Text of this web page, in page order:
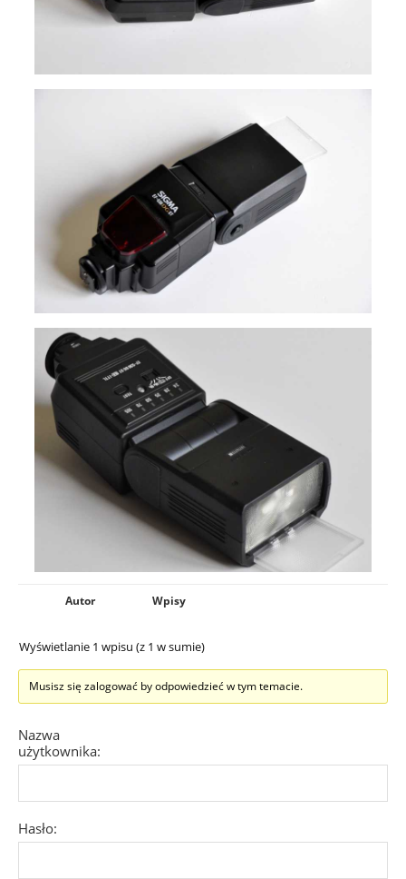
Autor Wpisy
Wyświetlanie 1 wpisu (z 1 w sumie)
Musisz się zalogować by odpowiedzieć w tym temacie.
Nazwa
użytkownika:
Hasło: